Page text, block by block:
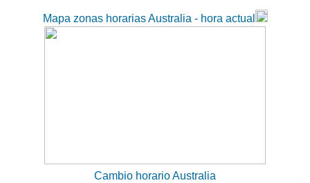
Mapa zonas horarias Australia - hora actual
Cambio horario Australia